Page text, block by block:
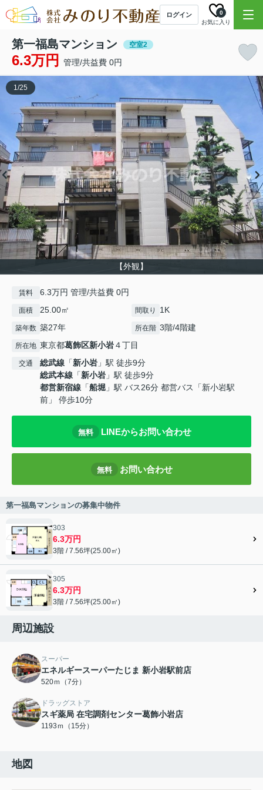
ログイン
お気に入り
0
第一福島マンション 空室2
6.3万円 管理/共益費 0円
【外観】
1/25
賃料 6.3万円 管理/共益費 0円
面積 25.00㎡ 間取り 1K
築年数 築27年 所在階 3階/4階建
所在地 東京都葛飾区新小岩４丁目
交通 総武線 「新小岩 」駅 徒歩9分
総武本線 「新小岩 」駅 徒歩9分
都営新宿線 「船堀 」駅 バス26分 都営バス「新小岩駅
前」 停歩10分
無料 LINEからお問い合わせ
無料 お問い合わせ
第一福島マンションの募集中物件
303
6.3万円
3階 / 7.56坪(25.00㎡)
305
6.3万円
3階 / 7.56坪(25.00㎡)
周辺施設
スーパー
エネルギースーパーたじま 新小岩駅前店
520ｍ（7分）
ドラッグストア
スギ薬局 在宅調剤センター葛飾小岩店
1193ｍ（15分）
地図